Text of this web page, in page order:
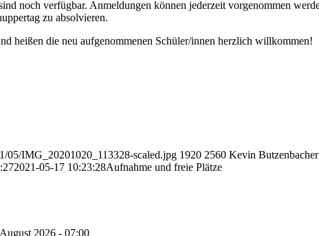
noch verfügbar. Anmeldungen können jederzeit vorgenommen
zu absolvieren.
heißen die neu aufgenommenen Schüler/innen herzlich willkommen!
05/IMG_20201020_113328-scaled.jpg 1920 2560 Kevin Butzenbacher
2021-05-17 10:23:28Aufnahme und freie Plätze
2026 - 07:00